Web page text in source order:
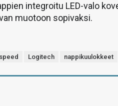
integroitu LED-valo
muotoon sopivaksi.
Logitech nappikuulokkeet